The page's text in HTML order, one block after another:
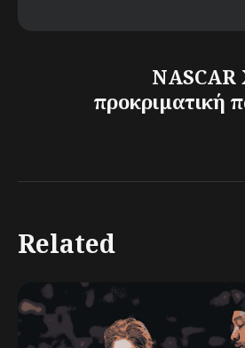
προκριματική
Related